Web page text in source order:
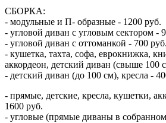
СБОРКА:
- модульные и П- образные - 1200 руб.
- угловой диван с угловым сектором -
- угловой диван с оттоманкой - 700 руб.
- кушетка, тахта, софа, еврокнижка,
аккордеон, детский диван (свыше 100
- детский диван (до 100 см), кресла -
- прямые, детские, кресла, кушетки,
1600 руб.
- угловые (прямые диваны в